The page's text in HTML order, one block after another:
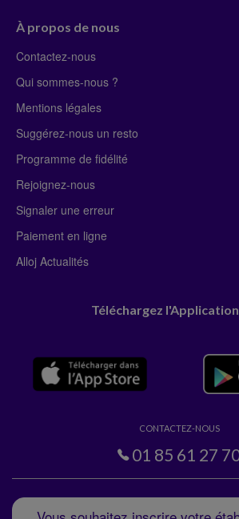
À propos de nous
Contactez-nous
Qui sommes-nous ?
Mentions légales
Suggérez-nous un resto
Programme de fidélité
Rejoignez-nous
Signaler une erreur
Paiement en ligne
Alloj Actualités
Téléchargez
CONTACTEZ-NOUS
01 85 61 27